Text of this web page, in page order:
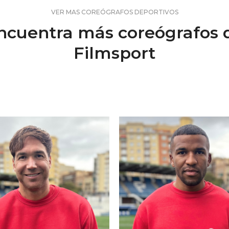
VER MAS COREÓGRAFOS DEPORTIVOS
más coreógrafos
Filmsport